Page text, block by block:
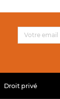
Droit privé